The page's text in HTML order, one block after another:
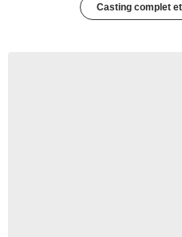
Casting complet